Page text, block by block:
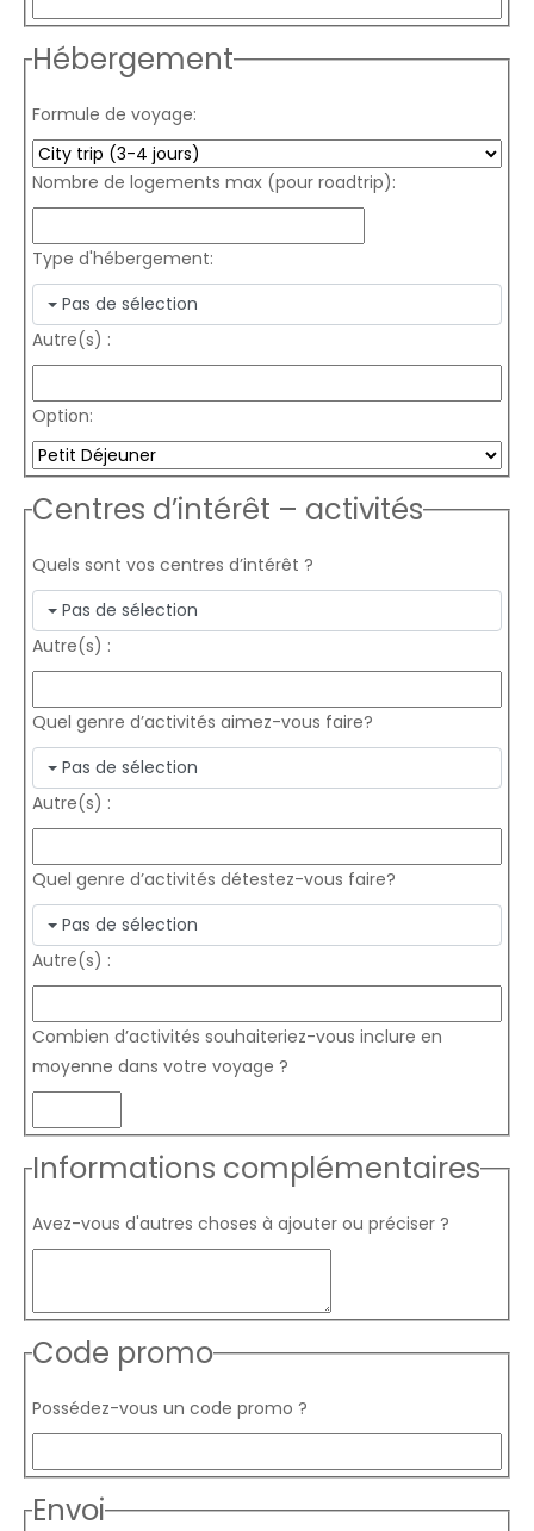
Hébergement
Formule de voyage:
Nombre de logements max (pour roadtrip):
Type d'hébergement:
Pas de sélection
Autre(s) :
Option:
Centres d’intérêt – activités
Quels sont vos centres d’intérêt ?
Pas de sélection
Autre(s) :
Quel genre d’activités aimez-vous faire?
Pas de sélection
Autre(s) :
Quel genre d’activités détestez-vous faire?
Pas de sélection
Autre(s) :
Combien d’activités souhaiteriez-vous inclure en
moyenne dans votre voyage ?
Informations complémentaires
Avez-vous d'autres choses à ajouter ou préciser ?
Code promo
Possédez-vous un code promo ?
Envoi